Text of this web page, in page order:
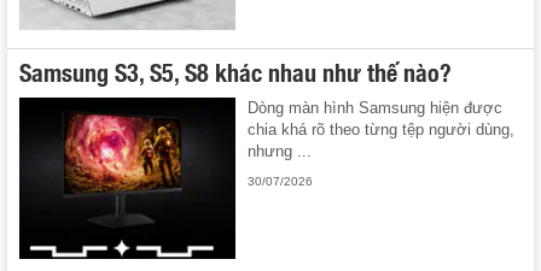
Samsung S3, S5, S8 khác nhau như thế nào?
Dòng màn hình Samsung hiện được
chia khá rõ theo từng tệp người dùng,
nhưng ...
30/07/2026